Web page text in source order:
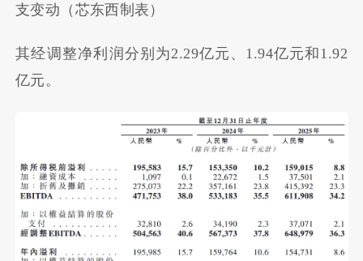
支变动（芯东西制表）
其经调整净利润分别为2.29亿元、1.94亿元和1.92
亿元。